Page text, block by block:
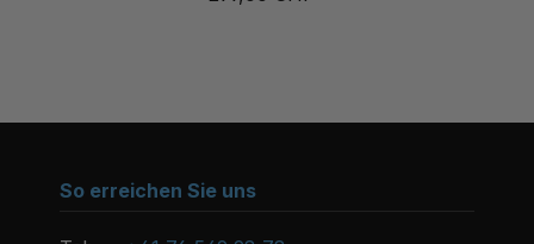
So erreichen Sie uns